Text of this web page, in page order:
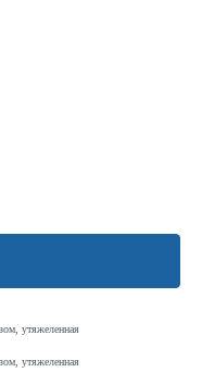
утяжеленная
утяжеленная